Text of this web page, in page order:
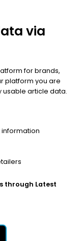
via
for brands,
platform you are
usable article data.
information
through Latest